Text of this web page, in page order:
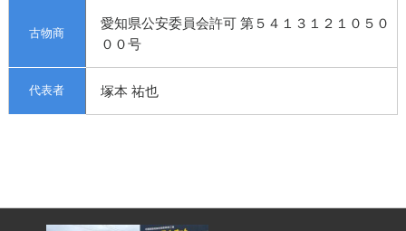
古物商
愛知県公安委員会許可 第５４１３１２１０５０
００号
代表者 塚本 祐也